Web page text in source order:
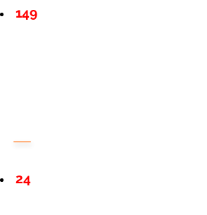
149
24